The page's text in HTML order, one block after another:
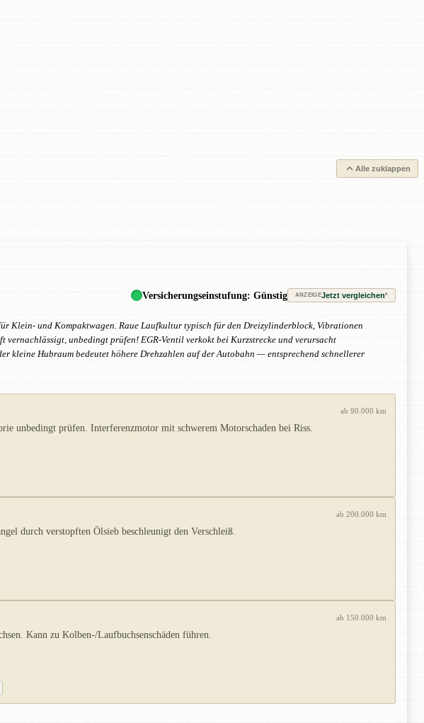
Alle zuklappen
Versicherungseinstufung: Günstig ANZEIGEJetzt vergleichen*
Klein- und Kompaktwagen. Raue Laufkultur typisch für den Dreizylinderblock, Vibrationen
unbedingt prüfen! EGR-Ventil verkokt bei Kurzstrecke und verursacht
kleine Hubraum bedeutet höhere Drehzahlen auf der Autobahn — entsprechend schnellerer
ab 90.000 km
unbedingt prüfen. Interferenzmotor mit schwerem Motorschaden bei Riss.
ab 200.000 km
durch verstopften Ölsieb beschleunigt den Verschleiß.
ab 150.000 km
Kann zu Kolben-/Laufbuchsenschäden führen.